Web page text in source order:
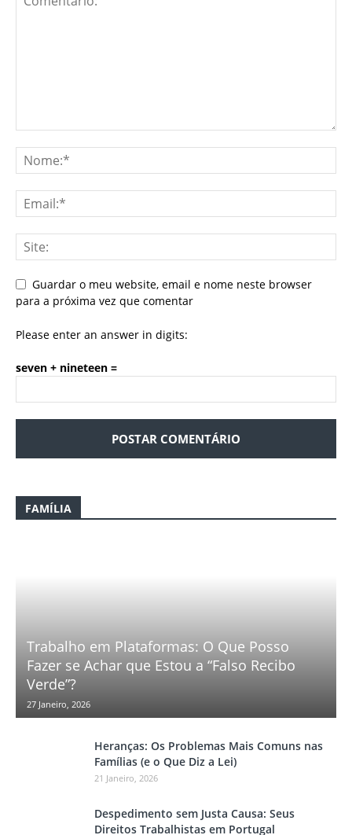
Guardar o meu website, email e nome neste browser
para a próxima vez que comentar
Please enter an answer in digits:
seven + nineteen =
FAMÍLIA
Trabalho em Plataformas: O Que Posso
Fazer se Achar que Estou a “Falso Recibo
Verde”?
27 Janeiro, 2026
Heranças: Os Problemas Mais Comuns nas
Famílias (e o Que Diz a Lei)
21 Janeiro, 2026
Despedimento sem Justa Causa: Seus
Direitos Trabalhistas em Portugal